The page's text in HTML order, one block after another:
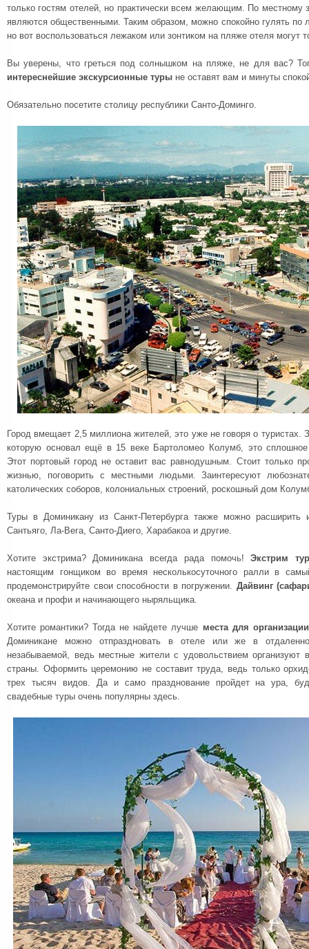
только гостям отелей, но практически всем желающим. По местному
являются общественными. Таким образом, можно спокойно гулять
но вот воспользоваться лежаком или зонтиком на пляже отеля могут
Вы уверены, что греться под солнышком на пляже, не для вас?
интереснейшие экскурсионные туры не оставят вам и минуты
Обязательно посетите столицу республики Санто-Доминго.
Город вмещает 2,5 миллиона жителей, это уже не говоря о туристах.
которую основал ещё в 15 веке Бартоломео Колумб, это сплошное
Этот портовый город не оставит вас равнодушным. Стоит только
жизнью, поговорить с местными людьми. Заинтересуют
католических соборов, колониальных строений, роскошный дом
Туры в Доминикану из Санкт-Петербурга также можно расширить
Сантьяго, Ла-Вега, Санто-Диего, Харабакоа и другие.
Хотите экстрима? Доминикана всегда рада помочь!Экстрим
настоящим гонщиком во время несколькосуточного ралли в
продемонстрируйте свои способности в погружении. Дайвинг
океана и профи и начинающего ныряльщика.
Хотите романтики? Тогда не найдете лучше места для
Доминикане можно отпраздновать в отеле или же в
незабываемой, ведь местные жители с удовольствием организуют
страны. Оформить церемонию не составит труда, ведь только
трех тысяч видов. Да и само празднование пройдет на ура,
свадебные туры очень популярны здесь.